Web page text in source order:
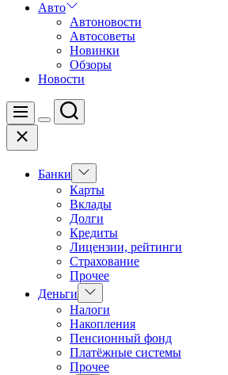
Авто
Автоновости
Автосоветы
Новинки
Обзоры
Новости
Меню
Цвет
Поиск
Закрыть
Банки
Показать
подменю
Карты
Вклады
Долги
Кредиты
Лицензии, рейтинги
Страхование
Прочее
Деньги
Показать
подменю
Налоги
Накопления
Пенсионный фонд
Платёжные системы
Прочее